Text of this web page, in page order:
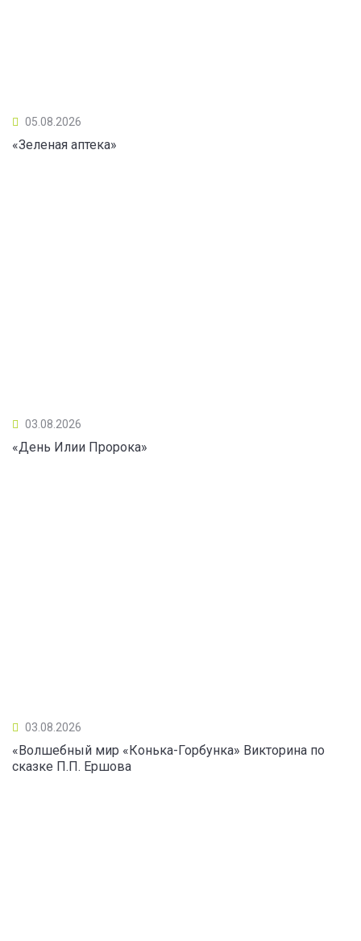
05.08.2026
«Зеленая аптека»
03.08.2026
«День Илии Пророка»
03.08.2026
«Волшебный мир «Конька-Горбунка» Викторина по
сказке П.П. Ершова